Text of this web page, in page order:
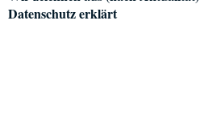
Datenschutz erklärt